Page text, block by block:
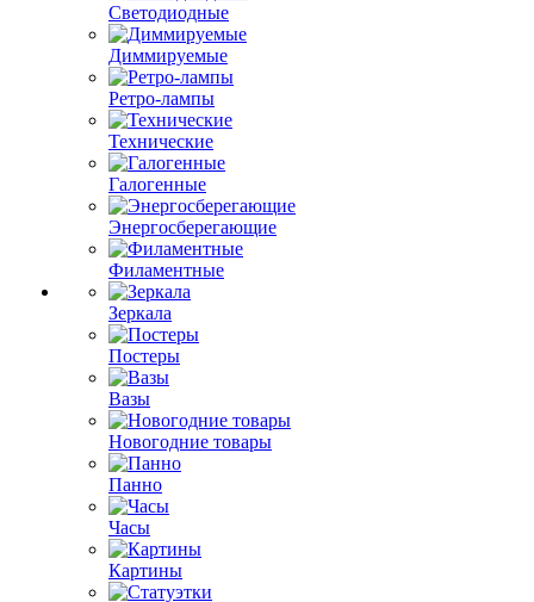
Светодиодные
Диммируемые
Ретро-лампы
Технические
Галогенные
Энергосберегающие
Филаментные
Зеркала
Постеры
Вазы
Новогодние товары
Панно
Часы
Картины